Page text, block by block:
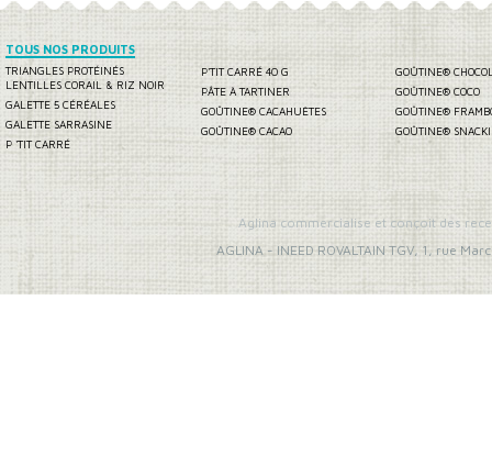
TOUS NOS PRODUITS
TRIANGLES PROTÉINÉS
LENTILLES CORAIL & RIZ NOIR
GALETTE 5 CÉRÉALES
GALETTE SARRASINE
P 'TIT CARRÉ
P'TIT CARRÉ 40 G
PÂTE À TARTINER
GOÛTINE® CACAHUÈTES
GOÛTINE® CACAO
GOÛTINE®
GOÛTINE® COCO
GOÛTINE®
GOÛTINE®
Aglina commercialise et conçoit des
AGLINA - INEED ROVALTAIN TGV, 1, rue